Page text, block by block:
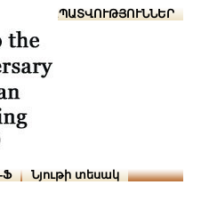
ՆԱԽԱՊԱՏՎՈՒԹՅՈՒՆՆԵՐ
Ֆ Նյութի տեսակ